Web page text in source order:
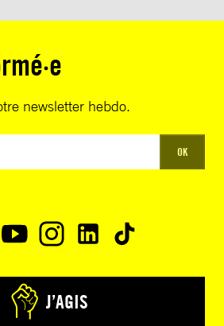
newsletter hebdo.
OK
J’AGIS